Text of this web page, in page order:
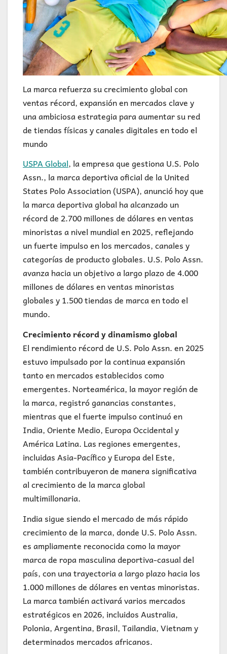
La marca refuerza su crecimiento global con
ventas récord, expansión en mercados clave y
una ambiciosa estrategia para aumentar su red
de tiendas físicas y canales digitales en todo el
mundo
USPA Global, la empresa que gestiona U.S. Polo
Assn., la marca deportiva oficial de la United
States Polo Association (USPA), anunció hoy que
la marca deportiva global ha alcanzado un
récord de 2.700 millones de dólares en ventas
minoristas a nivel mundial en 2025, reflejando
un fuerte impulso en los mercados, canales y
categorías de producto globales. U.S. Polo Assn.
avanza hacia un objetivo a largo plazo de 4.000
millones de dólares en ventas minoristas
globales y 1.500 tiendas de marca en todo el
mundo.
Crecimiento récord y dinamismo global
El rendimiento récord de U.S. Polo Assn. en 2025
estuvo impulsado por la continua expansión
tanto en mercados establecidos como
emergentes. Norteamérica, la mayor región de
la marca, registró ganancias constantes,
mientras que el fuerte impulso continuó en
India, Oriente Medio, Europa Occidental y
América Latina. Las regiones emergentes,
incluidas Asia-Pacífico y Europa del Este,
también contribuyeron de manera significativa
al crecimiento de la marca global
multimillonaria.
India sigue siendo el mercado de más rápido
crecimiento de la marca, donde U.S. Polo Assn.
es ampliamente reconocida como la mayor
marca de ropa masculina deportiva-casual del
país, con una trayectoria a largo plazo hacia los
1.000 millones de dólares en ventas minoristas.
La marca también activará varios mercados
estratégicos en 2026, incluidos Australia,
Polonia, Argentina, Brasil, Tailandia, Vietnam y
determinados mercados africanos.